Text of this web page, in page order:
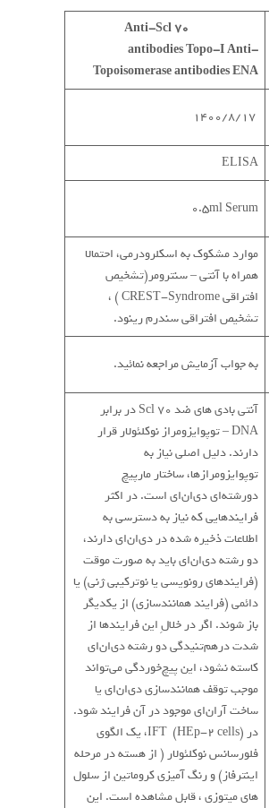
Anti-Scl 70
antibodiesTopo-IAnti-
Topoisomerase antibodiesENA
ELISA
0.5ml Serum
موارد مشکوک به اسکلرودرمی، احتمالا
همراه با آنتی – سنترومر(تشخیص
افتراقی CREST-Syndrome ) ،
تشخیص افتراقی سندرم رینود.
به جواب آزمایش مراجعه نمائید.
آنتی بادی های ضد Scl 70 در برابر
DNA – توپوایزومراز نوکلئولار قرار
دارند. دلیل اصلی نیاز به
توپوایزومرازها، ساختار مارپیچ
دورشته‌ای دی‌ان‌ای است. در اکثر
فرایندهایی که نیاز به دسترسی به
اطلاعات ذخیره‌ شده در دی‌ان‌ای دارند،
دو رشته دی‌ان‌ای باید به صورت موقت
(فرایندهای رونویسی یا نوترکیبی ژنی) یا
دائمی (فرایند همانندسازی) از یکدیگر
باز شوند. اگر در خلالِ این فرایندها از
شدت درهم‌تنیدگی دو رشته دی‌ان‌ای
کاسته نشود، این پیچ‌خوردگی می‌تواند
موجب توقف همانندسازی دی‌ان‌ای یا
ساخت آران‌ای موجود در آن فرایند شود.
در IFT (HEp-2 cells)، یک الگوی
فلورسانس نوکلئولار ( از هسته در مرحله
اینترفاز) و رنگ آمیزی کروماتین از سلول
های میتوزی ، قابل مشاهده است. این